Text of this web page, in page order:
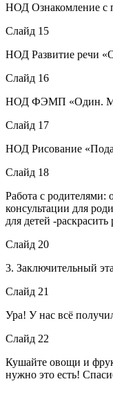
НОД Ознакомление с
Слайд 15
НОД Развитие речи
Слайд 16
НОД ФЭМП «Один.
Слайд 17
НОД Рисование
Слайд 18
Работа с родителями:
консультации для
для детей -
Слайд 20
3. Заключительный
Слайд 21
Ура! У нас всё
Слайд 22
Кушайте овощи и
нужно это есть!